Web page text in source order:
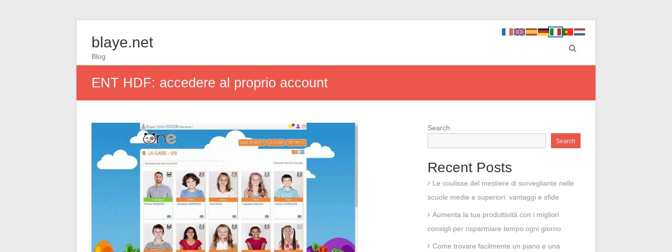
blaye.net
Blog
ENT HDF: accedere al proprio account
Search
Search
Recent Posts
Le coulisse del mestiere di sorvegliante nelle
scuole medie e superiori: vantaggi e sfide
Aumenta la tua produttività con i migliori
consigli per risparmiare tempo ogni giorno
Come trovare facilmente un piano e una